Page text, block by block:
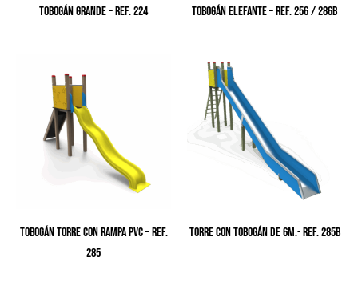
TOBOGÁN GRANDE – Ref. 224 TOBOGÁN ELEFANTE – Ref. 256 / 286B
TOBOGÁN TORRE CON RAMPA PVC – Ref.
285
TORRE CON TOBOGÁN DE 6M.- Ref. 285B